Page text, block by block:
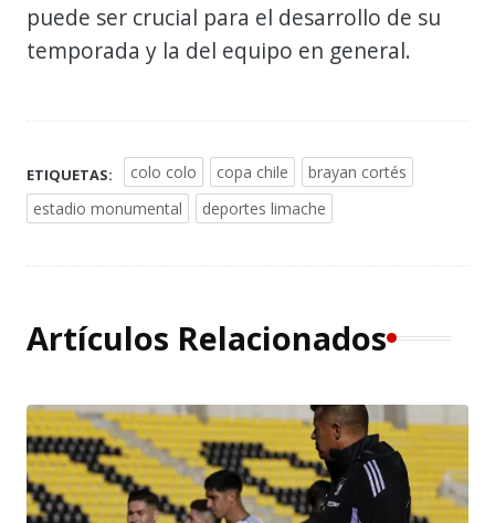
puede ser crucial para el desarrollo de su
temporada y la del equipo en general.
ETIQUETAS: colo colo copa chile
brayan cortés
estadio monumental
deportes limache
Artículos Relacionados